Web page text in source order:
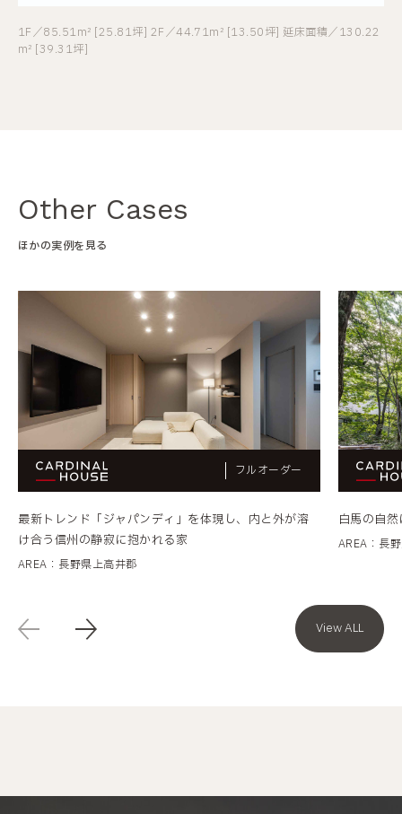
1F／85.51m² [25.81坪] 2F／44.71m² [13.50坪] 延床面積／130.22
m² [39.31坪]
Other Cases
ほかの実例を見る
View ALL
フルオーダー
最新トレンド「ジャパンディ」を体現し、内と外が溶
け合う信州の静寂に抱かれる家
AREA：長野県上高井郡
白馬の自
AREA：長